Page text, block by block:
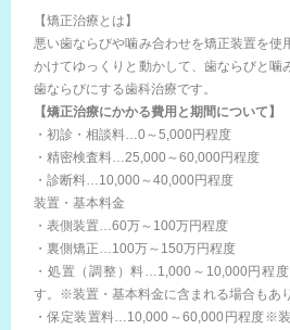
【矯正治療とは】
悪い歯ならびや噛み合わせを矯正装置を使
かけてゆっくりと動かして、歯ならびと噛
歯ならびにする歯科治療です。
【矯正治療にかかる費用と期間について】
・初診・相談料…0～5,000円程度
・精密検査料…25,000～60,000円程度
・診断料…10,000～40,000円程度
装置・基本料金
・表側装置…60万～100万円程度
・裏側矯正…100万～150万円程度
・処置（調整）料…1,000～10,000円程
す。※装置・基本料金に含まれる場合もあり
・保定装置料…10,000～60,000円程度※